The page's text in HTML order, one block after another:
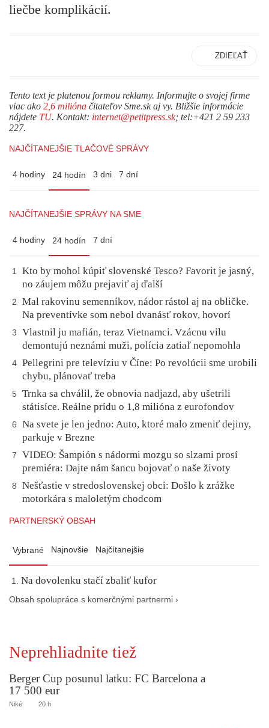
liečbe komplikácií.
ZDIEĽAŤ
Tento text je platenou formou reklamy. Informujte o svojej firme
viac ako 2,6 milióna čitateľov Sme.sk aj vy. Bližšie informácie
nájdete TU. Kontakt: internet@petitpress.sk; tel:+421 2 59 233
227.
NAJČÍTANEJŠIE TLAČOVÉ SPRÁVY
4 hodiny 24 hodín 3 dni 7 dní
NAJČÍTANEJŠIE SPRÁVY NA SME
4 hodiny 24 hodín 7 dní
1
Kto by mohol kúpiť slovenské Tesco? Favorit je jasný,
no záujem môžu prejaviť aj ďalší
2
Mal rakovinu semenníkov, nádor rástol aj na obličke.
Na preventívke som nebol dvanásť rokov, hovorí
3
Vlastnil ju mafián, teraz Vietnamci. Vzácnu vilu
demontujú neznámi muži, polícia zatiaľ nepomohla
4 Pellegrini pre televíziu v Číne: Po revolúcii sme urobili
chybu, plánovať treba
5
Trnka sa chválil, že obnovia nadjazd, aby ušetrili
státisíce. Reálne prídu o 1,8 milióna z eurofondov
6
Na svete je len jedno: Auto, ktoré malo zmeniť dejiny,
parkuje v Brezne
7
VIDEO: Šampión s nádormi mozgu so slzami prosí
premiéra: Dajte nám šancu bojovať o naše životy
8
Nešťastie v stredoslovenskej obci: Došlo k zrážke
motorkára s maloletým chodcom
PARTNERSKÝ OBSAH
Vybrané Najnovšie Najčítanejšie
Na dovolenku stačí zbaliť kufor
Obsah spolupráce s komerčnými partnermi ›
Neprehliadnite tiež
Berger Cup posunul latku: FC Barcelona a
17 500 eur
Niké 20 h